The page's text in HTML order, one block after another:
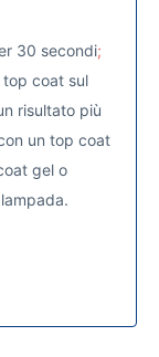
30 secondi;
top coat sul
risultato più
un top coat
gel o